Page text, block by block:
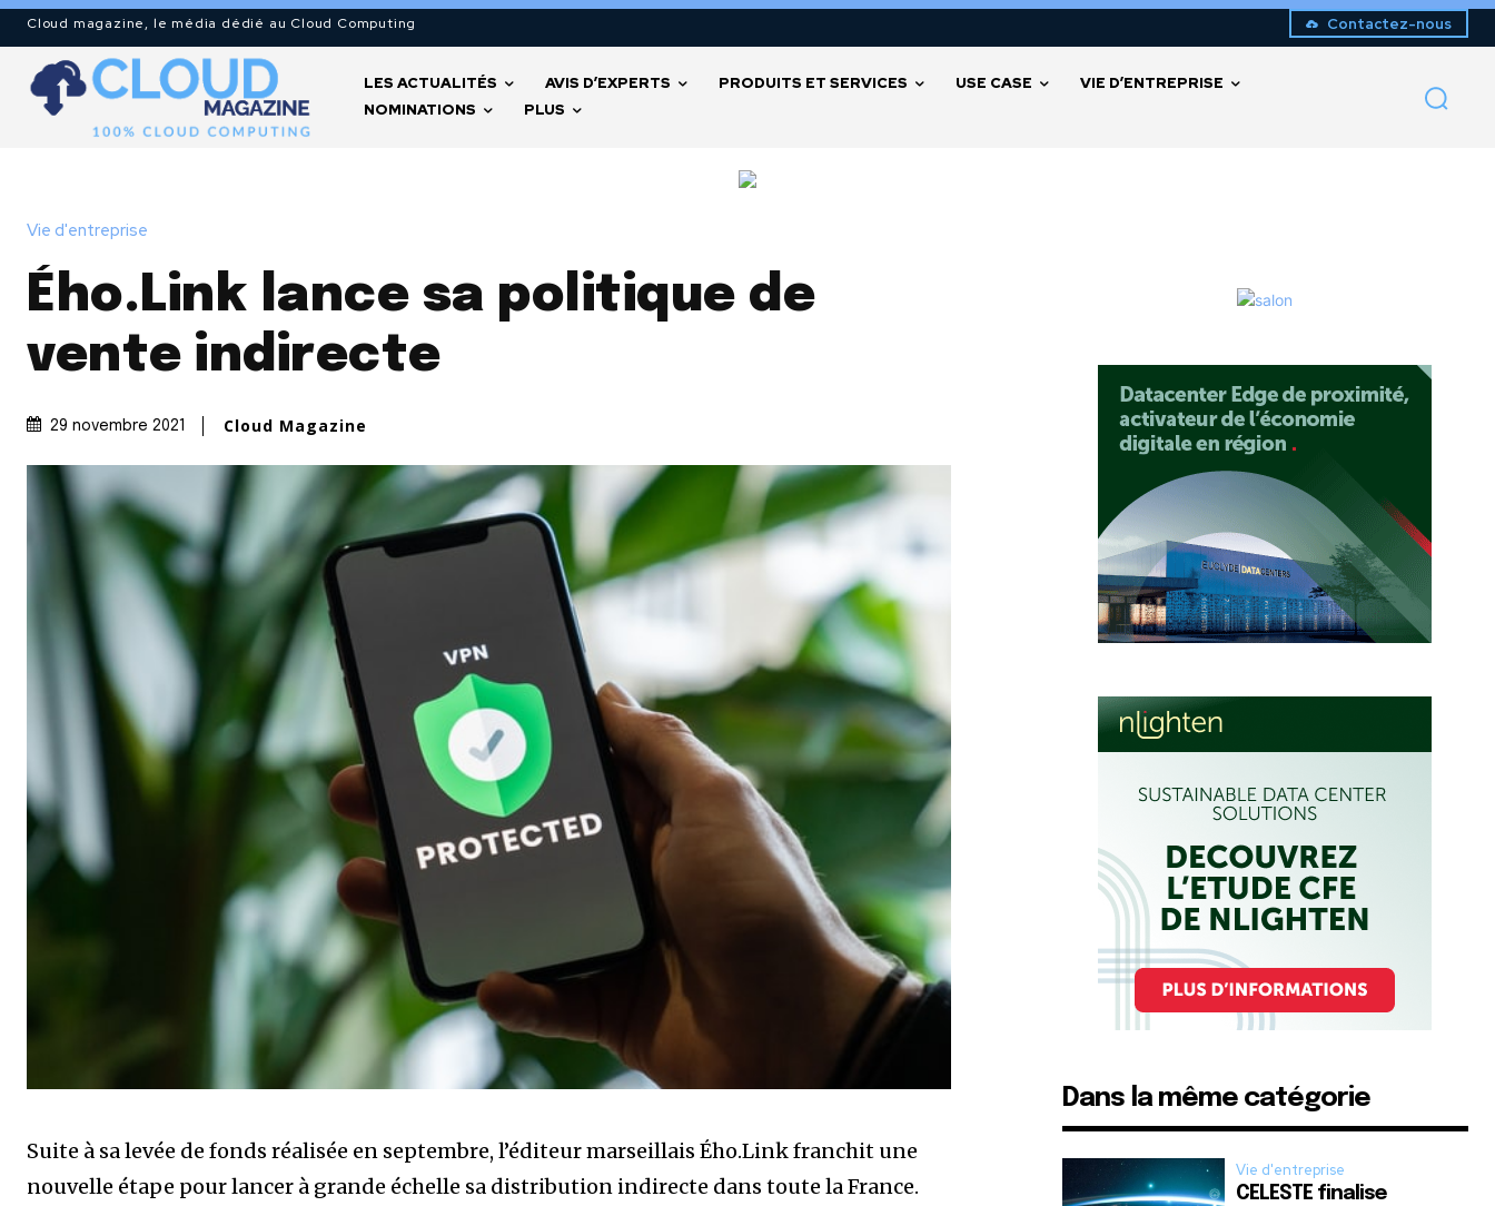
Cloud magazine, le média dédié au Cloud Computing Contactez-nous
LES ACTUALITÉS AVIS D’EXPERTS PRODUITS ET SERVICES USE CASE
VIE D’ENTREPRISE
NOMINATIONS
PLUS
Vie d'entreprise
Ého.Link lance sa politique de
vente indirecte
29 novembre 2021 Cloud Magazine
Suite à sa levée de fonds réalisée en septembre, l’éditeur marseillais Ého.Link franchit une
nouvelle étape pour lancer à grande échelle sa distribution indirecte dans toute la France.
Dans la même catégorie
Vie d'entreprise
CELESTE finalise